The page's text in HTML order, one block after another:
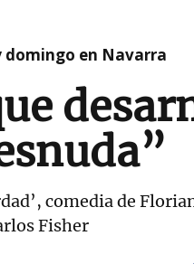
domingo en Navarra
comedia de
Fisher